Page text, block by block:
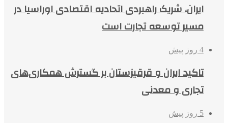
ایران، شریک راهبردی اتحادیه اقتصادی اوراسیا در
مسیر توسعه تجارت است
4 روز پیش
تاکید ایران و قرقیزستان بر گسترش همکاری‌های
تجاری و معدنی
5 روز پیش